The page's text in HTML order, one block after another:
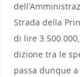
Strada della
di lire
dizione tra le
passa dunque